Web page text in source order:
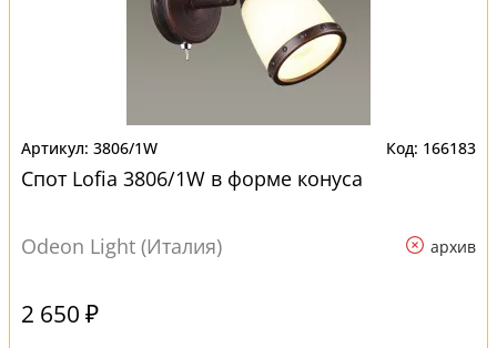
3806/1W 166183
Спот Lofia 3806/1W в форме конуса
Odeon Light (Италия) архив
2 650 ₽